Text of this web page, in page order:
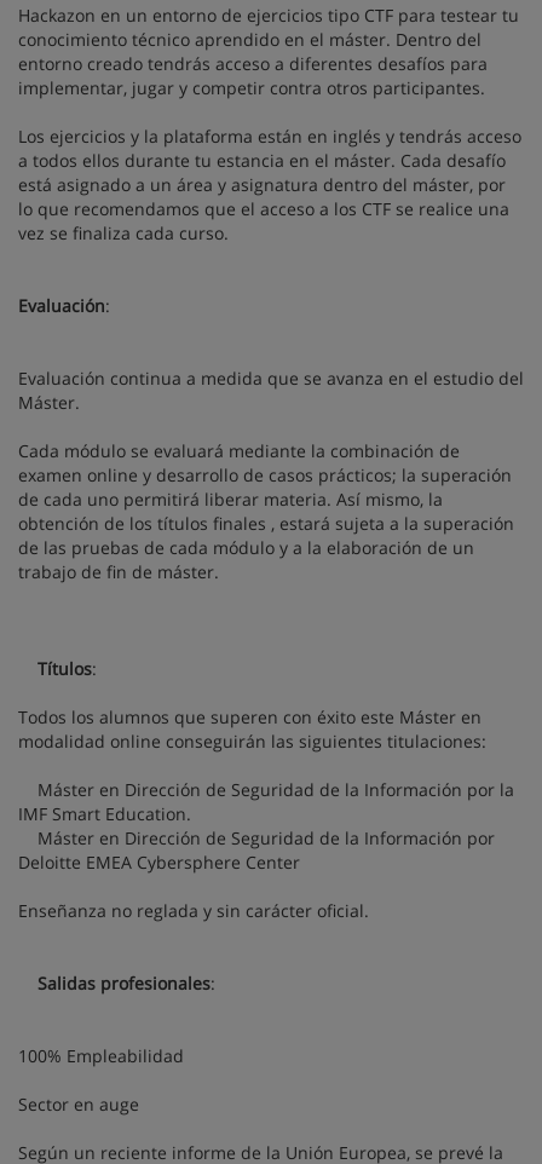
Hackazon en un entorno de ejercicios tipo CTF para testear tu
conocimiento técnico aprendido en el máster. Dentro del
entorno creado tendrás acceso a diferentes desafíos para
implementar, jugar y competir contra otros participantes.
Los ejercicios y la plataforma están en inglés y tendrás acceso
a todos ellos durante tu estancia en el máster. Cada desafío
está asignado a un área y asignatura dentro del máster, por
lo que recomendamos que el acceso a los CTF se realice una
vez se finaliza cada curso.
Evaluación:
Evaluación continua a medida que se avanza en el estudio del
Máster.
Cada módulo se evaluará mediante la combinación de
examen online y desarrollo de casos prácticos; la superación
de cada uno permitirá liberar materia. Así mismo, la
obtención de los títulos finales , estará sujeta a la superación
de las pruebas de cada módulo y a la elaboración de un
trabajo de fin de máster.
Títulos:
Todos los alumnos que superen con éxito este Máster en
modalidad online conseguirán las siguientes titulaciones:
Máster en Dirección de Seguridad de la Información por la
IMF Smart Education.
Máster en Dirección de Seguridad de la Información por
Deloitte EMEA Cybersphere Center
Enseñanza no reglada y sin carácter oficial.
Salidas profesionales:
100% Empleabilidad
Sector en auge
Según un reciente informe de la Unión Europea, se prevé la